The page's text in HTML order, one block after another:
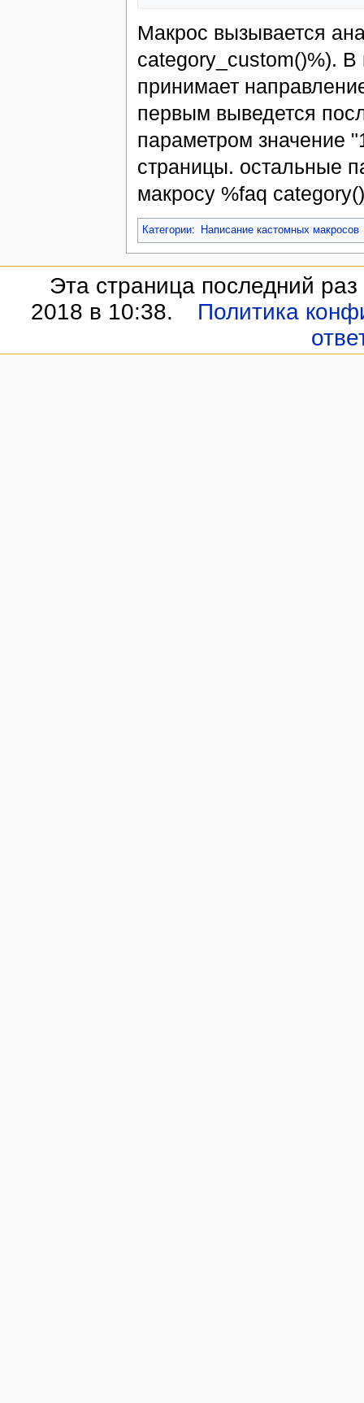
Макрос вызывается
category_custom()%). В
принимает
первым выведется
параметром значение
страницы. остальные
макросу %faq
Категории: Написание кастомных макросов
Эта страница последний
2018 в 10:38.
Политика